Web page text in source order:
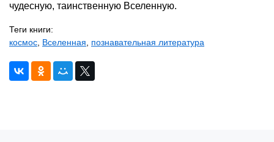
чудесную, таинственную Вселенную.
Теги книги:
космос Вселенная познавательная литература